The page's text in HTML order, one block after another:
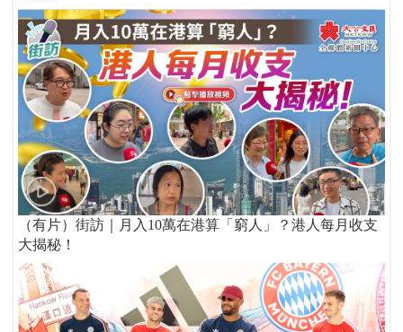
（有片）街訪｜月入10萬在港算「窮人」？港人每月收支
大揭秘！